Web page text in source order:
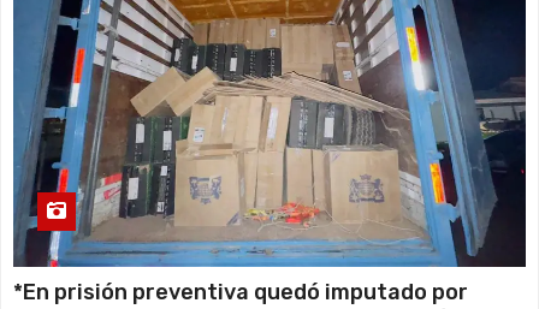
*En prisión preventiva quedó imputado por